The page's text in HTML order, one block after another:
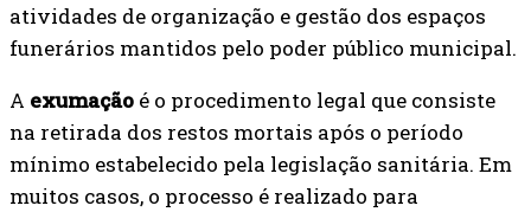
atividades de organização e gestão dos espaços
funerários mantidos pelo poder público municipal.
A exumação é o procedimento legal que consiste
na retirada dos restos mortais após o período
mínimo estabelecido pela legislação sanitária. Em
muitos casos, o processo é realizado para